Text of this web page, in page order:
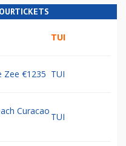
TUI
Zee €1235 TUI
Curacao
TUI